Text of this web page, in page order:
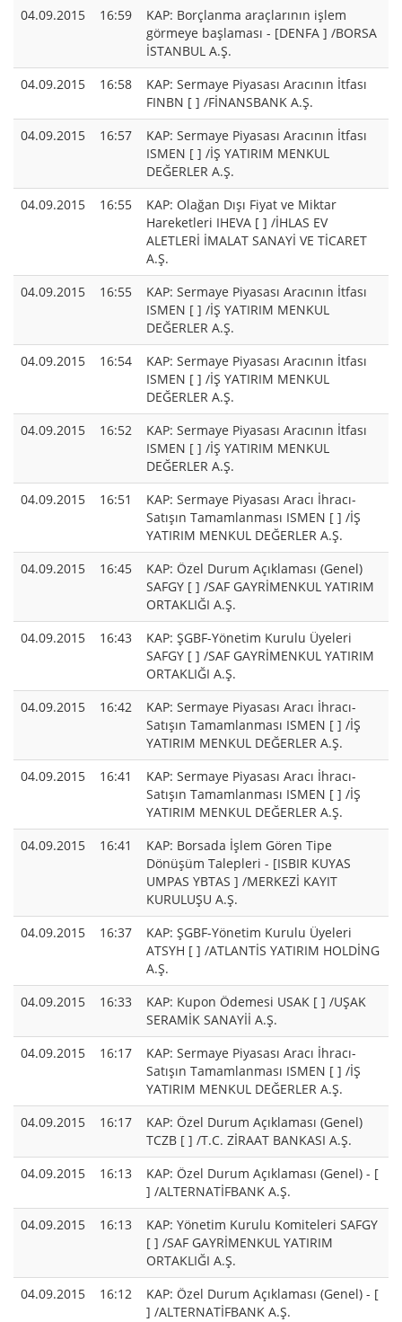
04.09.2015
16:59
KAP: Borçlanma araçlarının işlem
görmeye başlaması - [DENFA ] /BORSA
İSTANBUL A.Ş.
04.09.2015
16:58
KAP: Sermaye Piyasası Aracının İtfası
FINBN [ ] /FİNANSBANK A.Ş.
04.09.2015
16:57
KAP: Sermaye Piyasası Aracının İtfası
ISMEN [ ] /İŞ YATIRIM MENKUL
DEĞERLER A.Ş.
04.09.2015
16:55
KAP: Olağan Dışı Fiyat ve Miktar
Hareketleri IHEVA [ ] /İHLAS EV
ALETLERİ İMALAT SANAYİ VE TİCARET
A.Ş.
04.09.2015
16:55
KAP: Sermaye Piyasası Aracının İtfası
ISMEN [ ] /İŞ YATIRIM MENKUL
DEĞERLER A.Ş.
04.09.2015
16:54
KAP: Sermaye Piyasası Aracının İtfası
ISMEN [ ] /İŞ YATIRIM MENKUL
DEĞERLER A.Ş.
04.09.2015
16:52
KAP: Sermaye Piyasası Aracının İtfası
ISMEN [ ] /İŞ YATIRIM MENKUL
DEĞERLER A.Ş.
04.09.2015
16:51
KAP: Sermaye Piyasası Aracı İhracı-
Satışın Tamamlanması ISMEN [ ] /İŞ
YATIRIM MENKUL DEĞERLER A.Ş.
04.09.2015
16:45
KAP: Özel Durum Açıklaması (Genel)
SAFGY [ ] /SAF GAYRİMENKUL YATIRIM
ORTAKLIĞI A.Ş.
04.09.2015
16:43
KAP: ŞGBF-Yönetim Kurulu Üyeleri
SAFGY [ ] /SAF GAYRİMENKUL YATIRIM
ORTAKLIĞI A.Ş.
04.09.2015
16:42
KAP: Sermaye Piyasası Aracı İhracı-
Satışın Tamamlanması ISMEN [ ] /İŞ
YATIRIM MENKUL DEĞERLER A.Ş.
04.09.2015
16:41
KAP: Sermaye Piyasası Aracı İhracı-
Satışın Tamamlanması ISMEN [ ] /İŞ
YATIRIM MENKUL DEĞERLER A.Ş.
04.09.2015
16:41
KAP: Borsada İşlem Gören Tipe
Dönüşüm Talepleri - [ISBIR KUYAS
UMPAS YBTAS ] /MERKEZİ KAYIT
KURULUŞU A.Ş.
04.09.2015
16:37
KAP: ŞGBF-Yönetim Kurulu Üyeleri
ATSYH [ ] /ATLANTİS YATIRIM HOLDİNG
A.Ş.
04.09.2015
16:33
KAP: Kupon Ödemesi USAK [ ] /UŞAK
SERAMİK SANAYİİ A.Ş.
04.09.2015
16:17
KAP: Sermaye Piyasası Aracı İhracı-
Satışın Tamamlanması ISMEN [ ] /İŞ
YATIRIM MENKUL DEĞERLER A.Ş.
04.09.2015
16:17
KAP: Özel Durum Açıklaması (Genel)
TCZB [ ] /T.C. ZİRAAT BANKASI A.Ş.
04.09.2015
16:13
KAP: Özel Durum Açıklaması (Genel) - [
] /ALTERNATİFBANK A.Ş.
04.09.2015
16:13
KAP: Yönetim Kurulu Komiteleri SAFGY
[ ] /SAF GAYRİMENKUL YATIRIM
ORTAKLIĞI A.Ş.
04.09.2015
16:12
KAP: Özel Durum Açıklaması (Genel) - [
] /ALTERNATİFBANK A.Ş.